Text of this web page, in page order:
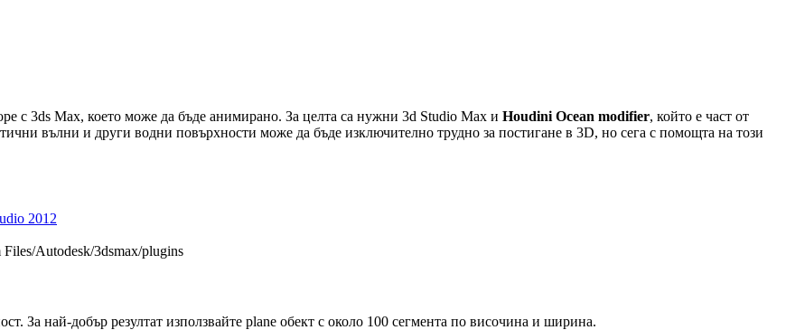
с 3ds Max, което може да бъде анимирано. За целта са нужни 3d Studio Max и Houdini Ocean modifier, който е част от
вълни и други водни повърхности може да бъде изключително трудно за постигане в 3D, но сега с помощта на този
2012
Files/Autodesk/3dsmax/plugins
За най-добър резултат използвайте plane обект с около 100 сегмента по височина и ширина.